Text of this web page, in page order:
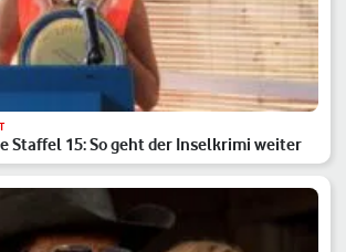
Staffel 15: So geht der Inselkrimi weiter